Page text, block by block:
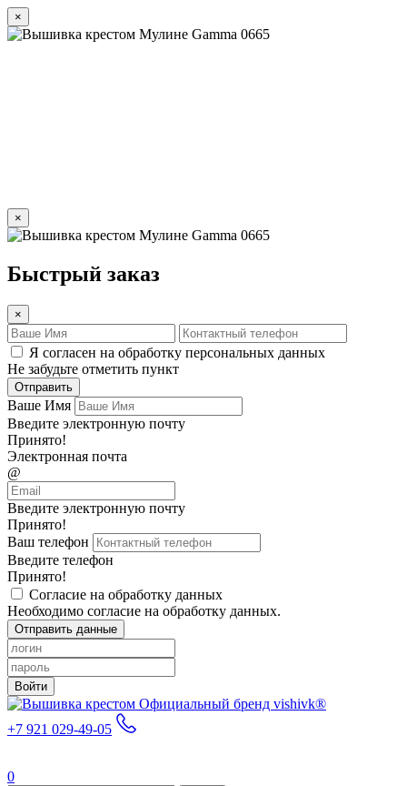
×
×
Быстрый заказ
×
Я согласен на обработку персональных данных
Не забудьте отметить пункт
Отправить
Ваше Имя
Введите электронную почту
Принято!
Электронная почта
@
Введите электронную почту
Принято!
Ваш телефон
Введите телефон
Принято!
Согласие на обработку данных
Необходимо согласие на обработку данных.
Отправить данные
Войти
Официальный бренд vishivk®
+7 921 029-49-05
0